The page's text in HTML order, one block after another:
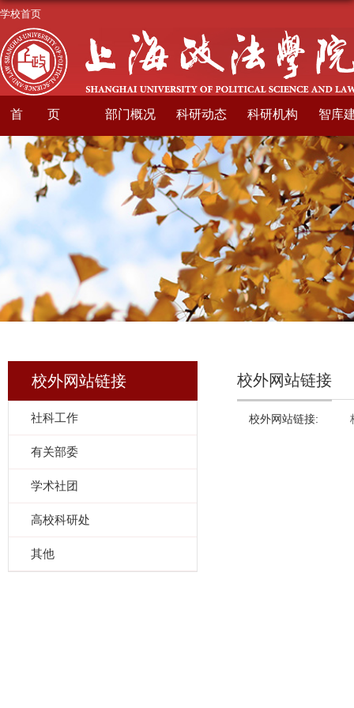
学校首页
首页 部门概况 科研动态 科研机构 智库
校外网站链接
社科工作
有关部委
学术社团
高校科研处
其他
校外网站链接
校外网站链接: 校